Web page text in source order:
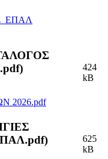
2026.pdf
424
kB
625
kB